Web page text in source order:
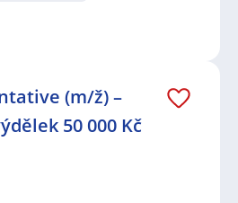
(m/ž) –
50 000 Kč